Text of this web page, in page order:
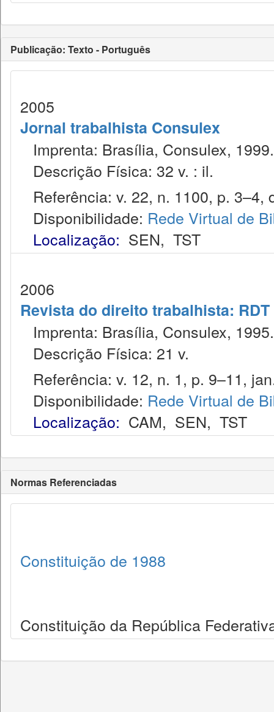
Publicação: Texto - Português
2005
Jornal trabalhista Consulex
Imprenta: Brasília, Consulex, 1999.
Descrição Física: 32 v. : il.
Referência: v. 22, n. 1100, p. 3–4,
Disponibilidade: Rede Virtual de
Localização: SEN, TST
2006
Revista do direito trabalhista: RDT
Imprenta: Brasília, Consulex, 1995.
Descrição Física: 21 v.
Referência: v. 12, n. 1, p. 9–11,
Disponibilidade: Rede Virtual de
Localização: CAM, SEN, TST
Normas Referenciadas
Constituição de 1988
Constituição da República